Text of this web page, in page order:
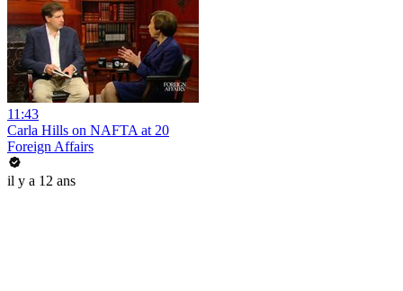
11:43
Carla Hills on NAFTA at 20
Foreign Affairs
il y a 12 ans